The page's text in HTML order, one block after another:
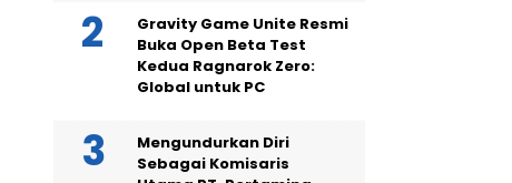
Gravity Game Unite Resmi
Buka Open Beta Test
Kedua Ragnarok Zero:
Global untuk PC
Mengundurkan Diri
Sebagai Komisaris